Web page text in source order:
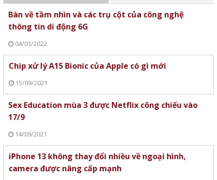
Bàn về tầm nhìn và các trụ cột của công nghệ
thông tin di động 6G
04/03/2022
Chip xử lý A15 Bionic của Apple có gì mới
15/09/2021
Sex Education mùa 3 được Netflix công chiếu vào
17/9
14/09/2021
iPhone 13 không thay đổi nhiều về ngoại hình,
camera được nâng cấp mạnh